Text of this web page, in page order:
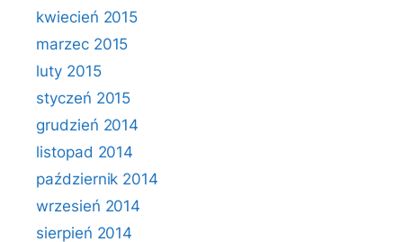
kwiecień 2015
marzec 2015
luty 2015
styczeń 2015
grudzień 2014
listopad 2014
październik 2014
wrzesień 2014
sierpień 2014